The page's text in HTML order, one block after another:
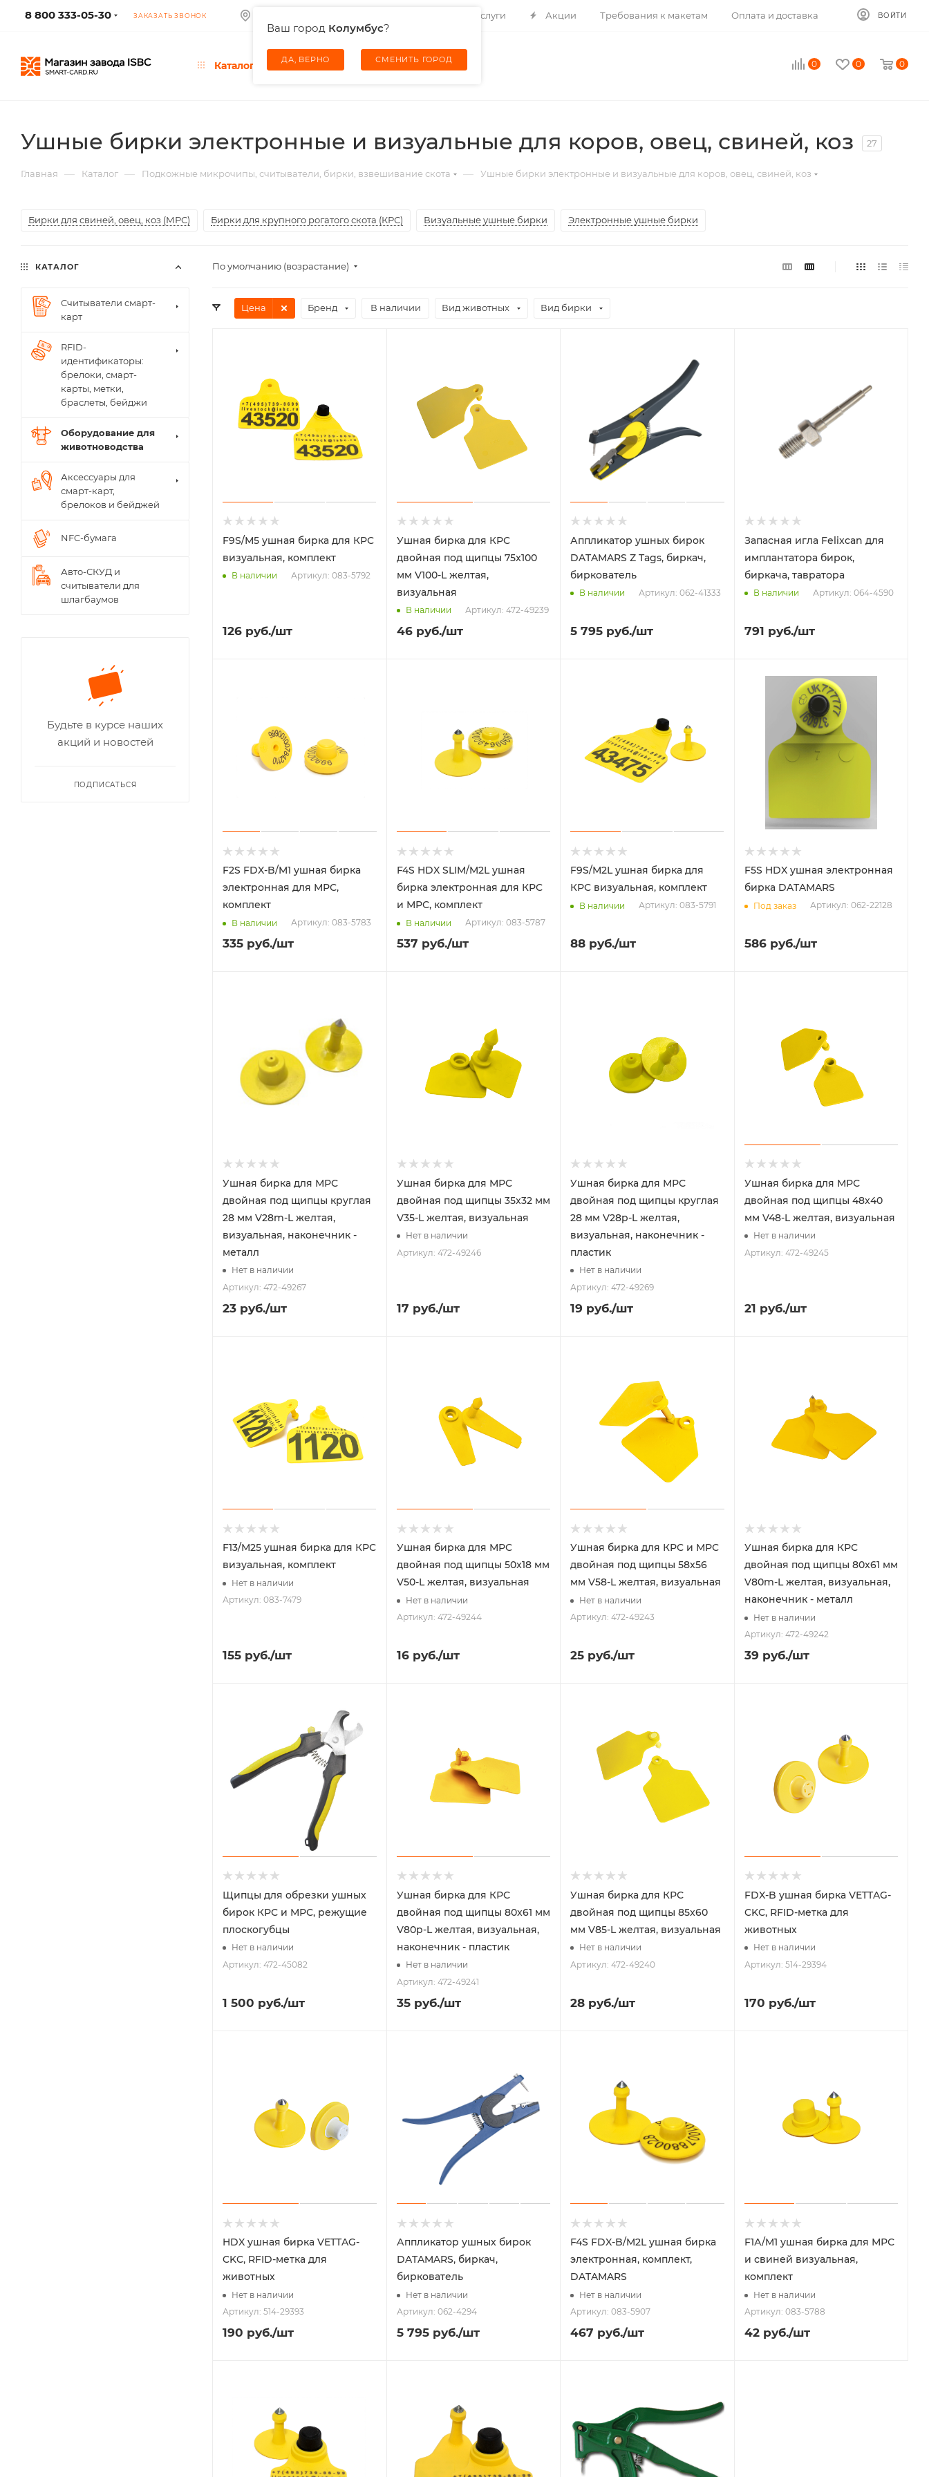
8 800 333-05-30 ЗАКАЗАТЬ ЗВОНОК
Ваш город Колумбус?
ДА, ВЕРНО СМЕНИТЬ ГОРОД
Услуги Акции Требования к макетам Оплата и доставка ВОЙТИ
Каталог 0 0 0
Ушные бирки электронные и визуальные для коров, овец, свиней, коз 27
Главная — Каталог — Подкожные микрочипы, считыватели, бирки, взвешивание скота — Ушные бирки электронные и визуальные для коров, овец, свиней, коз
Бирки для свиней, овец, коз (МРС) Бирки для крупного рогатого скота (КРС) Визуальные ушные бирки Электронные ушные бирки
По умолчанию (возрастание)
Цена Бренд В наличии Вид животных Вид бирки
F9S/М5 ушная бирка для КРС
визуальная, комплект
В наличии Артикул: 083-5792
126 руб./шт
Ушная бирка для КРС
двойная под щипцы 75x100
мм V100-L желтая,
визуальная
В наличии Артикул: 472-49239
46руб./шт
Аппликатор ушных бирок
DATAMARS Z Tags, биркач,
биркователь
В наличии Артикул: 062-41333
5 795 руб./шт
Запасная игла Felixcan для
имплантатора бирок,
биркача, тавратора
В наличии Артикул: 064-4590
791 руб./шт
F2S FDX-B/M1 ушная бирка
электронная для МРС,
комплект
В наличии Артикул: 083-5783
335 руб./шт
F4S HDX SLIM/M2L ушная
бирка электронная для КРС
и МРС, комплект
В наличии Артикул: 083-5787
537 руб./шт
F9S/М2L ушная бирка для
КРС визуальная, комплект
В наличии Артикул: 083-5791
88 руб./шт
F5S HDX ушная электронная
бирка DATAMARS
Под заказ Артикул: 062-22128
586руб./шт
Ушная бирка для МРС
двойная под щипцы круглая
28 мм V28m-L желтая,
визуальная, наконечник -
металл
Нет в наличии
Артикул: 472-49267
23 руб./шт
Ушная бирка для МРС
двойная под щипцы 35x32 мм
V35-L желтая, визуальная
Нет в наличии
Артикул: 472-49246
17 руб./шт
Ушная бирка для МРС
двойная под щипцы круглая
28 мм V28p-L желтая,
визуальная, наконечник -
пластик
Нет в наличии
Артикул: 472-49269
19 руб./шт
Ушная бирка для МРС
двойная под щипцы 48x40
мм V48-L желтая, визуальная
Нет в наличии
Артикул: 472-49245
21 руб./шт
F13/М25 ушная бирка для КРС
визуальная, комплект
Нет в наличии
Артикул: 083-7479
155 руб./шт
Ушная бирка для МРС
двойная под щипцы 50x18 мм
V50-L желтая, визуальная
Нет в наличии
Артикул: 472-49244
16руб./шт
Ушная бирка для КРС и МРС
двойная под щипцы 58x56
мм V58-L желтая, визуальная
Нет в наличии
Артикул: 472-49243
25 руб./шт
Ушная бирка для КРС
двойная под щипцы 80x61 мм
V80m-L желтая, визуальная,
наконечник - металл
Нет в наличии
Артикул: 472-49242
39руб./шт
Щипцы для обрезки ушных
бирок КРС и МРС, режущие
плоскогубцы
Нет в наличии
Артикул: 472-45082
1 500 руб./шт
Ушная бирка для КРС
двойная под щипцы 80x61 мм
V80p-L желтая, визуальная,
наконечник - пластик
Нет в наличии
Артикул: 472-49241
35руб./шт
Ушная бирка для КРС
двойная под щипцы 85x60
мм V85-L желтая, визуальная
Нет в наличии
Артикул: 472-49240
28 руб./шт
FDX-B ушная бирка VETTAG-
CKC, RFID-метка для
животных
Нет в наличии
Артикул: 514-29394
170 руб./шт
HDX ушная бирка VETTAG-
CKC, RFID-метка для
животных
Нет в наличии
Артикул: 514-29393
190 руб./шт
Аппликатор ушных бирок
DATAMARS, биркач,
биркователь
Нет в наличии
Артикул: 062-4294
5 795руб./шт
F4S FDX-B/M2L ушная бирка
электронная, комплект,
DATAMARS
Нет в наличии
Артикул: 083-5907
467 руб./шт
F1А/M1 ушная бирка для МРС
и свиней визуальная,
комплект
Нет в наличии
Артикул: 083-5788
42руб./шт
КАТАЛОГ
Считыватели смарт-
карт
RFID-
идентификаторы:
брелоки, смарт-
карты, метки,
браслеты, бейджи
Оборудование для
животноводства
Аксессуары для
смарт-карт,
брелоков и бейджей
NFC-бумага
Авто-СКУД и
считыватели для
шлагбаумов
Будьте в курсе наших
акций и новостей
ПОДПИСАТЬСЯ